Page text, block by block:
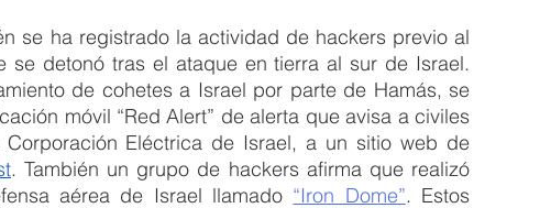
se ha registrado la actividad de hackers previo al
se detonó tras el ataque en tierra al sur de Israel.
de cohetes a Israel por parte de Hamás, se
móvil “Red Alert” de alerta que avisa a civiles
. También un grupo de hackers afirma que realizó
aérea de Israel llamado “Iron Dome”. Estos